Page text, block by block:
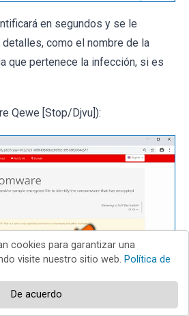
en segundos y se le
como el nombre de la
que pertenece la infección, si es
Qewe [Stop/Djvu]):
cookies para garantizar una
visite nuestro sitio web. Política de
De acuerdo